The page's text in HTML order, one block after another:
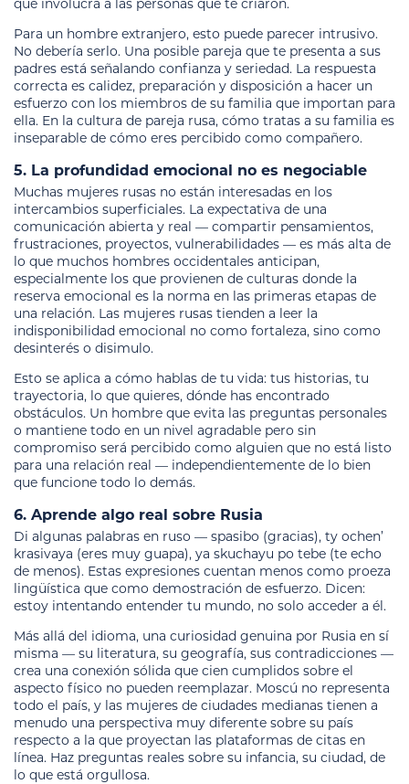
Para un hombre extranjero, esto puede parecer intrusivo.
No debería serlo. Una posible pareja que te presenta a sus
padres está señalando confianza y seriedad. La respuesta
correcta es calidez, preparación y disposición a hacer un
esfuerzo con los miembros de su familia que importan para
ella. En la cultura de pareja rusa, cómo tratas a su familia es
inseparable de cómo eres percibido como compañero.
5. La profundidad emocional no es negociable
Muchas mujeres rusas no están interesadas en los
intercambios superficiales. La expectativa de una
comunicación abierta y real — compartir pensamientos,
frustraciones, proyectos, vulnerabilidades — es más alta de
lo que muchos hombres occidentales anticipan,
especialmente los que provienen de culturas donde la
reserva emocional es la norma en las primeras etapas de
una relación. Las mujeres rusas tienden a leer la
indisponibilidad emocional no como fortaleza, sino como
desinterés o disimulo.
Esto se aplica a cómo hablas de tu vida: tus historias, tu
trayectoria, lo que quieres, dónde has encontrado
obstáculos. Un hombre que evita las preguntas personales
o mantiene todo en un nivel agradable pero sin
compromiso será percibido como alguien que no está listo
para una relación real — independientemente de lo bien
que funcione todo lo demás.
6. Aprende algo real sobre Rusia
Di algunas palabras en ruso — spasibo (gracias), ty ochen’
krasivaya (eres muy guapa), ya skuchayu po tebe (te echo
de menos). Estas expresiones cuentan menos como proeza
lingüística que como demostración de esfuerzo. Dicen:
estoy intentando entender tu mundo, no solo acceder a él.
Más allá del idioma, una curiosidad genuina por Rusia en sí
misma — su literatura, su geografía, sus contradicciones —
crea una conexión sólida que cien cumplidos sobre el
aspecto físico no pueden reemplazar. Moscú no representa
todo el país, y las mujeres de ciudades medianas tienen a
menudo una perspectiva muy diferente sobre su país
respecto a la que proyectan las plataformas de citas en
línea. Haz preguntas reales sobre su infancia, su ciudad, de
lo que está orgullosa.